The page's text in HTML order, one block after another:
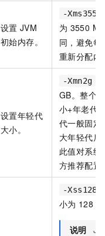
设置 JVM
初始内存。
-
为 3550
同，避免每
重新分配内
设置年轻代
大小。
-Xmn2g
GB。整个
小+年老代
代一般固定
大年轻代后
此值对系统
方推荐配置
-Xss128k
小为 128
说明